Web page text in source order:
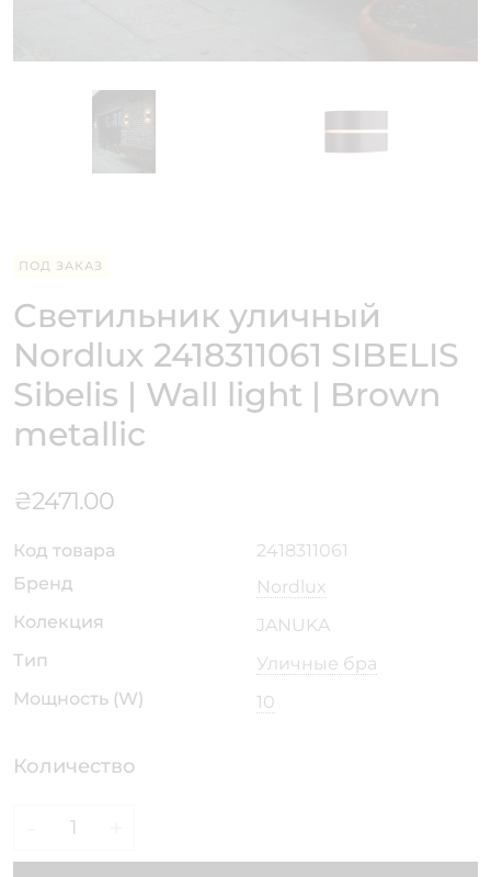
ПОД ЗАКАЗ
Светильник уличный
Nordlux 2418311061 SIBELIS
Sibelis | Wall light | Brown
metallic
₴2471.00
Код товара
2418311061
Бренд
Nordlux
Колекция
JANUKA
Тип
Уличные бра
Мощность (W)
10
Количество